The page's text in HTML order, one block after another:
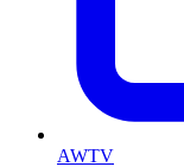
AWTV